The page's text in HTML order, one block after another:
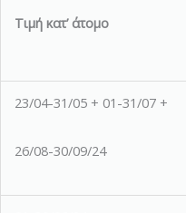
Τιμή κατ’ άτομο
23/04-31/05 + 01-31/07 +
26/08-30/09/24